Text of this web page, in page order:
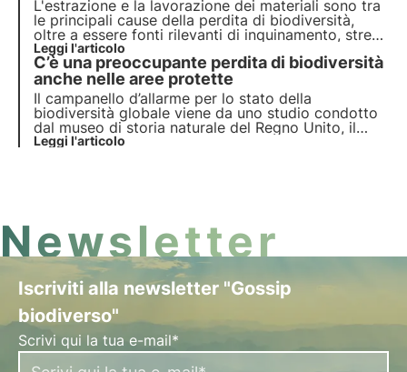
L'estrazione e la lavorazione dei materiali sono tra
le principali cause della perdita di biodiversità,
oltre a essere fonti rilevanti di inquinamento, stress
idrico ed emissioni di gas serra. L’Ue può avviare
strategie per raggiungere un'economia circolare
unica sostenibile a zero emissioni nette.
Leggi l'articolo
C’è una preoccupante perdita di biodiversità
anche nelle aree protette
Il campanello d’allarme per lo stato della
biodiversità globale viene da uno studio condotto
dal museo di storia naturale del Regno Unito, il
quale ha dimostrato che la biodiversità sta calando
Leggi l'articolo
Newsletter
Iscriviti alla newsletter "Gossip
biodiverso"
Scrivi qui la tua e-mail*